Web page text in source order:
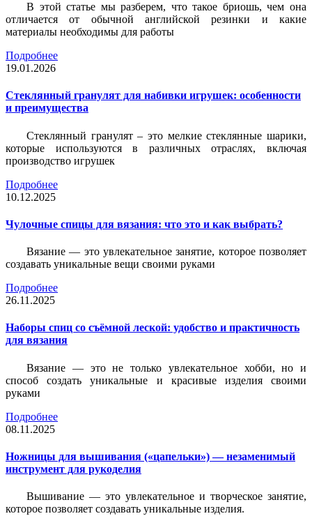
В этой статье мы разберем, что такое бриошь, чем она
отличается от обычной английской резинки и какие
материалы необходимы для работы
Подробнее
19.01.2026
Стеклянный гранулят для набивки игрушек: особенности
и преимущества
Стеклянный гранулят – это мелкие стеклянные шарики,
которые используются в различных отраслях, включая
производство игрушек
Подробнее
10.12.2025
Чулочные спицы для вязания: что это и как выбрать?
Вязание — это увлекательное занятие, которое позволяет
создавать уникальные вещи своими руками
Подробнее
26.11.2025
Наборы спиц со съёмной леской: удобство и практичность
для вязания
Вязание — это не только увлекательное хобби, но и
способ создать уникальные и красивые изделия своими
руками
Подробнее
08.11.2025
Ножницы для вышивания («цапельки») — незаменимый
инструмент для рукоделия
Вышивание — это увлекательное и творческое занятие,
которое позволяет создавать уникальные изделия.